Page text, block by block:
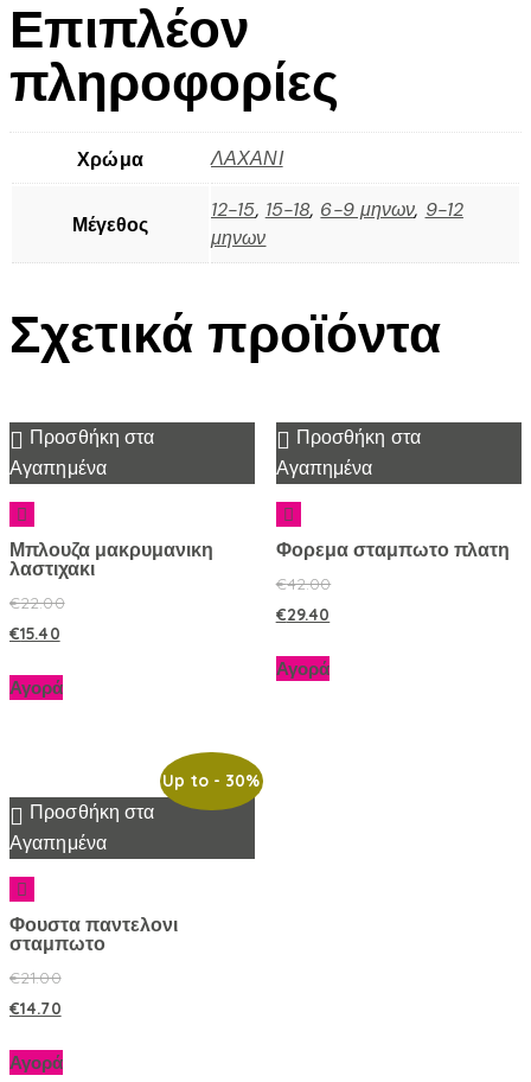
Επιπλέον
πληροφορίες
Χρώμα ΛΑΧΑΝΙ
Μέγεθος
12-15, 15-18, 6-9 μηνων, 9-12
μηνων
Σχετικά προϊόντα
Προσθήκη στα
Αγαπημένα
Μπλουζα μακρυμανικη
λαστιχακι
€22.00
€15.40
Αγορά
Προσθήκη στα
Αγαπημένα
Φορεμα σταμπωτο πλατη
€42.00
€29.40
Αγορά
Up to- 30%
Προσθήκη στα
Αγαπημένα
Φουστα παντελονι
σταμπωτο
€21.00
€14.70
Αγορά